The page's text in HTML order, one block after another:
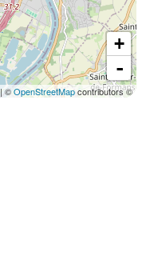
+
-
| ©OpenStreetMapcontributors ©